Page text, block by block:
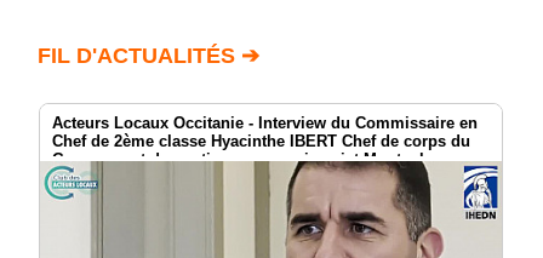
Agenda
Vidéos
Médias
FIL D'ACTUALITÉS ➔
Acteurs Locaux Occitanie - Interview du Commissaire en
Chef de 2ème classe Hyacinthe IBERT Chef de corps du
Groupement de soutien au commissariat Montauban